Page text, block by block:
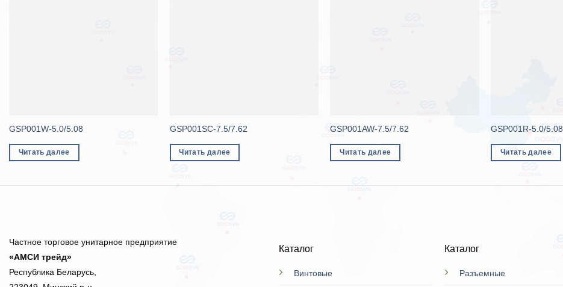
GSP001W-5.0/5.08
Читать далее
GSP001SC-7.5/7.62
Читать далее
GSP001AW-7.5/7.62
Читать далее
GSP001R-5.0/5.08
Читать далее
Частное торговое унитарное предприятие
«АМСИ трейд»
Республика Беларусь,
Каталог
Винтовые
Каталог
Разъемные